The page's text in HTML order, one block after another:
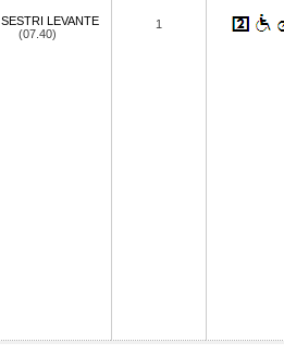
SESTRI LEVANTE
(07.40)
1